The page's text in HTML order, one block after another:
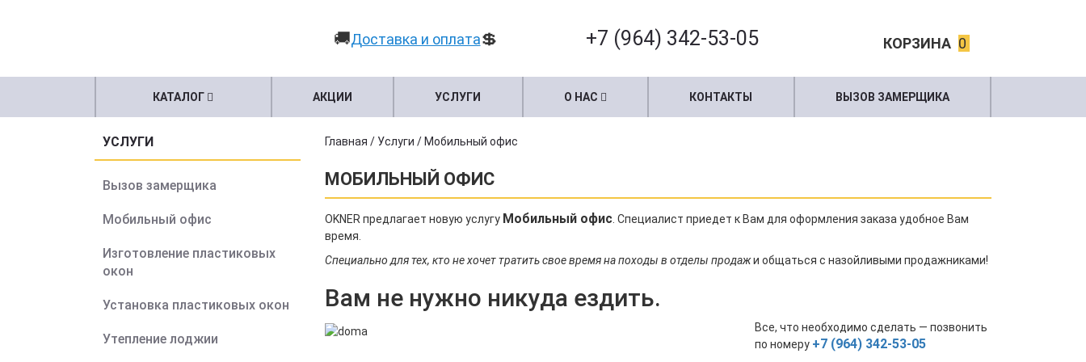
🚚Доставка и оплата💲 +7 (964) 342-53-05 КОРЗИНА 0
КАТАЛОГ АКЦИИ УСЛУГИ О НАС КОНТАКТЫ ВЫЗОВ ЗАМЕРЩИКА
УСЛУГИ
Вызов замерщика
Мобильный офис
Изготовление пластиковых
окон
Установка пластиковых окон
Утепление лоджии
Главная / Услуги / Мобильный офис
МОБИЛЬНЫЙ ОФИС
OKNER предлагает новую услугу Мобильный офис. Специалист приедет к Вам для оформления заказа удобное Вам
время.
Специально для тех, кто не хочет тратить свое время на походы в отделы продажи общаться с назойливыми продажниками!
Вам не нужно никуда ездить.
Все, что необходимо сделать — позвонить
по номеру +7 (964) 342-53-05